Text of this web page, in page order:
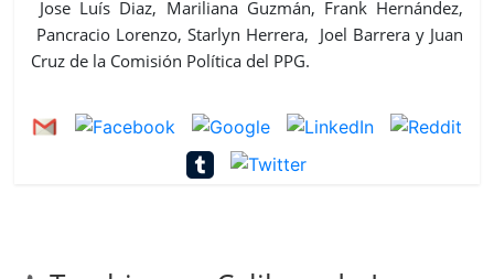
Jose Luís Diaz, Mariliana Guzmán, Frank Hernández,
Pancracio Lorenzo, Starlyn Herrera, Joel Barrera y Juan
Cruz de la Comisión Política del PPG.